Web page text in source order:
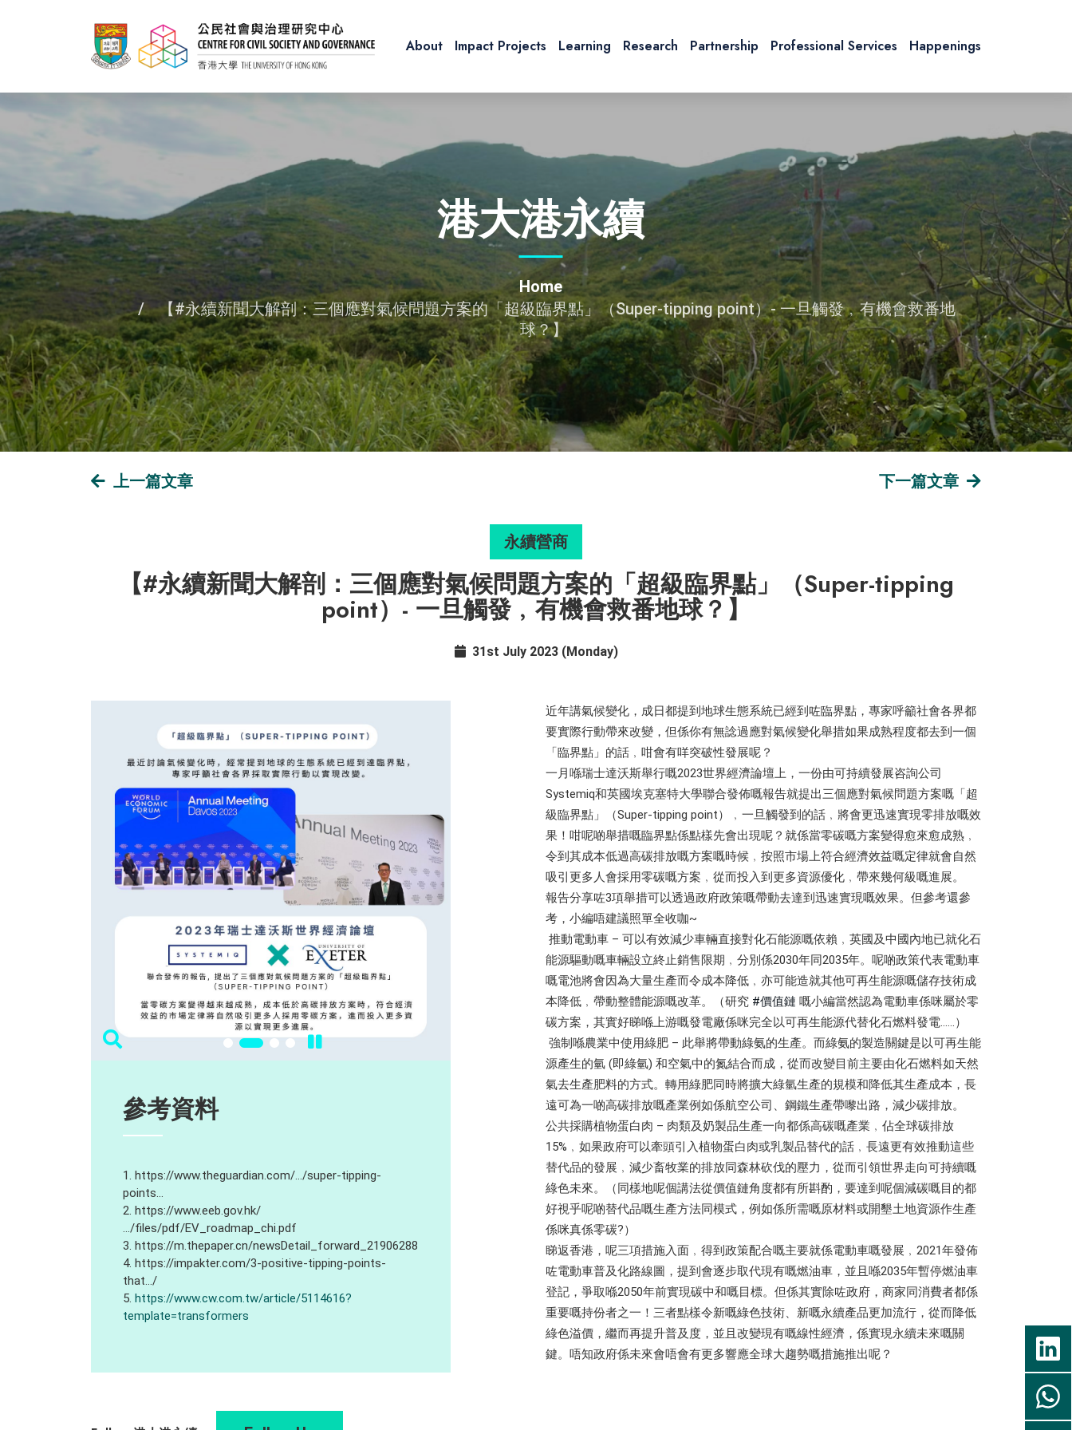
About Impact Projects Learning Research Partnership Professional Services Happenings
港大港永續
Home
【#永續新聞大解剖：三個應對氣候問題方案的「超級臨界點」（Super-tipping point）- 一旦觸發﹐有機會救番地
球？】
上一篇文章 下一篇文章
永續營商
【#永續新聞大解剖：三個應對氣候問題方案的「超級臨界點」（Super-tipping
point）- 一旦觸發﹐有機會救番地球？】
31st July 2023 (Monday)
參考資料
1. https://www.theguardian.com/…/super-tipping-
points…
2. https://www.eeb.gov.hk/
…/files/pdf/EV_roadmap_chi.pdf
3. https://m.thepaper.cn/newsDetail_forward_21906288
4. https://impakter.com/3-positive-tipping-points-
that…/
5. https://www.cw.com.tw/article/5114616?
template=transformers
近年講氣候變化，成日都提到地球生態系統已經到咗臨界點，專家呼籲社會各界都
要實際行動帶來改變，但係你有無諗過應對氣候變化舉措如果成熟程度都去到一個
「臨界點」的話﹐咁會有咩突破性發展呢？
一月喺瑞士達沃斯舉行嘅2023世界經濟論壇上，一份由可持續發展咨詢公司
Systemiq和英國埃克塞特大學聯合發佈嘅報告就提出三個應對氣候問題方案嘅「超
級臨界點」（Super-tipping point）﹐一旦觸發到的話﹐將會更迅速實現零排放嘅效
果！咁呢啲舉措嘅臨界點係點樣先會出現呢？就係當零碳嘅方案變得愈來愈成熟﹐
令到其成本低過高碳排放嘅方案嘅時候﹐按照市場上符合經濟效益嘅定律就會自然
吸引更多人會採用零碳嘅方案﹐從而投入到更多資源優化﹐帶來幾何級嘅進展。
報告分享咗3項舉措可以透過政府政策嘅帶動去達到迅速實現嘅效果。但參考還參
考，小編唔建議照單全收咖~
推動電動車 – 可以有效減少車輛直接對化石能源嘅依賴﹐英國及中國內地已就化石
能源驅動嘅車輛設立終止銷售限期﹐分別係2030年同2035年。呢啲政策代表電動車
嘅電池將會因為大量生產而令成本降低﹐亦可能造就其他可再生能源嘅儲存技術成
本降低﹐帶動整體能源嘅改革。（研究 #價值鏈 嘅小編當然認為電動車係咪屬於零
碳方案，其實好睇喺上游嘅發電廠係咪完全以可再生能源代替化石燃料發電……）
強制喺農業中使用綠肥 – 此舉將帶動綠氨的生產。而綠氨的製造關鍵是以可再生能
源產生的氫 (即綠氫) 和空氣中的氮結合而成，從而改變目前主要由化石燃料如天然
氣去生產肥料的方式。轉用綠肥同時將擴大綠氫生產的規模和降低其生產成本，長
遠可為一啲高碳排放嘅產業例如係航空公司、鋼鐵生產帶嚟出路，減少碳排放。
公共採購植物蛋白肉 – 肉類及奶製品生產一向都係高碳嘅產業﹐佔全球碳排放
15%﹐如果政府可以牽頭引入植物蛋白肉或乳製品替代的話﹐長遠更有效推動這些
替代品的發展﹐減少畜牧業的排放同森林砍伐的壓力，從而引領世界走向可持續嘅
綠色未來。（同樣地呢個講法從價值鏈角度都有所斟酌，要達到呢個減碳嘅目的都
好視乎呢啲替代品嘅生產方法同模式，例如係所需嘅原材料或開墾土地資源作生產
係咪真係零碳?）
睇返香港，呢三項措施入面﹐得到政策配合嘅主要就係電動車嘅發展﹐2021年發佈
咗電動車普及化路線圖，提到會逐步取代現有嘅燃油車，並且喺2035年暫停燃油車
登記，爭取喺2050年前實現碳中和嘅目標。但係其實除咗政府，商家同消費者都係
重要嘅持份者之一！三者點樣令新嘅綠色技術、新嘅永續產品更加流行，從而降低
綠色溢價，繼而再提升普及度，並且改變現有嘅線性經濟，係實現永續未來嘅關
鍵。唔知政府係未來會唔會有更多響應全球大趨勢嘅措施推出呢？